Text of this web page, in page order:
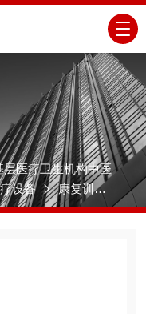
层医疗卫生机构中医
设备
康复训练